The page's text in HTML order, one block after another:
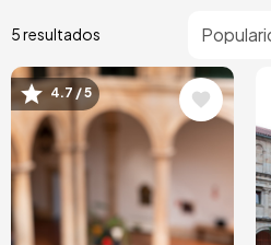
5 resultados
Imagem
4.7 / 5